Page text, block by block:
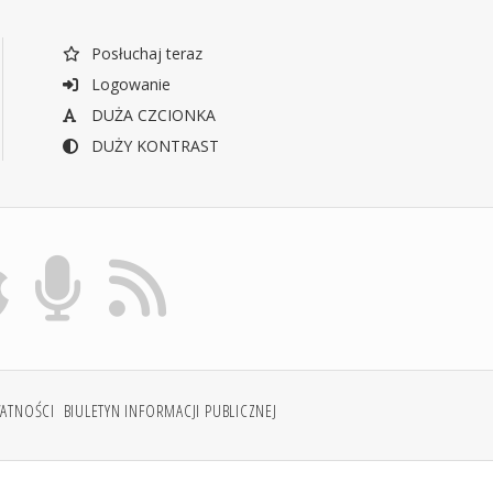
Posłuchaj teraz
Logowanie
DUŻA CZCIONKA
DUŻY KONTRAST
BIULETYN INFORMACJI PUBLICZNEJ